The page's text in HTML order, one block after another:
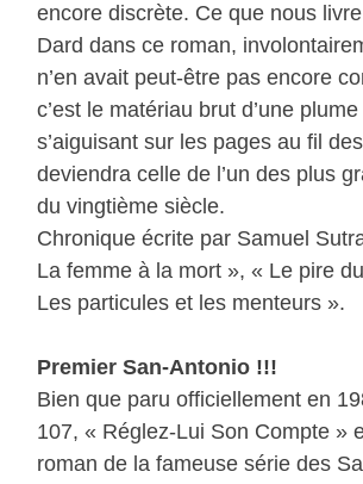
encore discrète. Ce que nous
Dard dans ce roman,
n’en avait peut-être pas encore
c’est le matériau brut d’une
s’aiguisant sur les pages au fil
deviendra celle de l’un des plus
du vingtième siècle.
Chronique écrite par Samuel
La femme à la mort », « Le pire
Les particules et les menteurs ».
Premier San-Antonio !!!
Bien que paru officiellement en
107, « Réglez-Lui Son Compte »
roman de la fameuse série des